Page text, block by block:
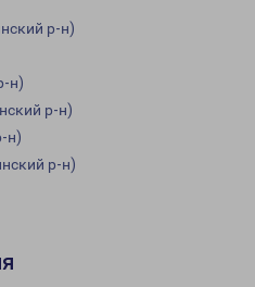
р-н)
н)
р-н)
н)
р-н)